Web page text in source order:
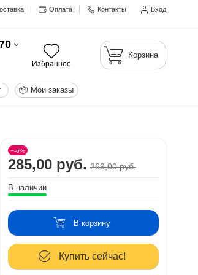
Оплата Контакты Вход
Избранное
Корзина
📦 Мои заказы
−-6%
285,00 руб. 269,00 руб.
В наличии
В корзину
Купить сейчас!